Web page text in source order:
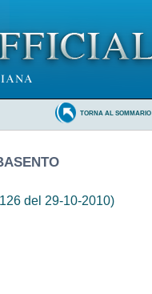
TORNA AL SOMMARIO
del 29-10-2010)